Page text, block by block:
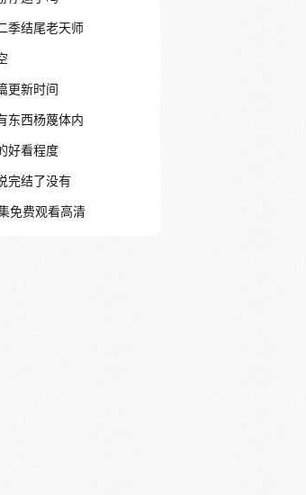
季结尾老天师
更新时间
东西杨蔑体内
好看程度
完结了没有
免费观看高清